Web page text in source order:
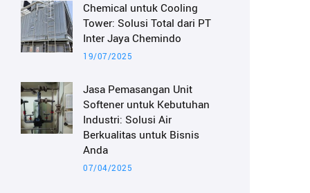
Chemical untuk Cooling
Tower: Solusi Total dari PT
Inter Jaya Chemindo
19/07/2025
Jasa Pemasangan Unit
Softener untuk Kebutuhan
Industri: Solusi Air
Berkualitas untuk Bisnis
Anda
07/04/2025